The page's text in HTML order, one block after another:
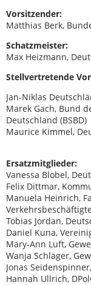
Vorsitzender:
Matthias Berk,
Schatzmeister:
Max Heizmann,
Stellvertretende
Jan-Niklas
Marek Gach, Bund
Deutschland (BSBD)
Maurice Kimmel,
Ersatzmitglieder:
Vanessa Blobel,
Felix Dittmar,
Manuela Heinrich,
Tobias Jordan,
Daniel Kuna,
Mary-Ann Luft,
Wanja Schläger,
Jonas
Hannah Ullrich,